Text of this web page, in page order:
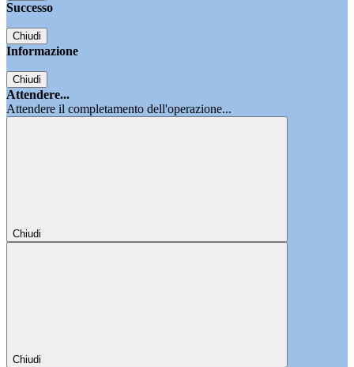
Successo
Chiudi
Informazione
Chiudi
Attendere...
Attendere il completamento dell'operazione...
Chiudi
Chiudi